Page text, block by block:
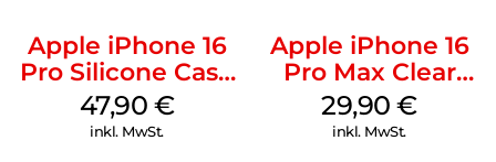
Apple iPhone 16
Pro Silicone Case
MagSafe Denim
47,90 €
inkl. MwSt.
Apple iPhone 16
Pro Max Clear
Case MagSafe
Transparent
29,90€
inkl. MwSt.